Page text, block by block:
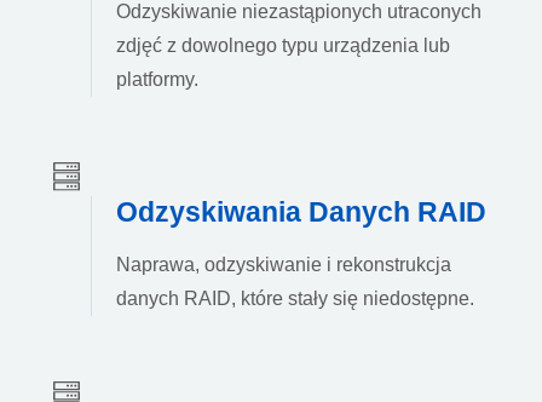
Odzyskiwanie niezastąpionych utraconych
zdjęć z dowolnego typu urządzenia lub
platformy.
Odzyskiwania Danych RAID
Naprawa, odzyskiwanie i rekonstrukcja
danych RAID, które stały się niedostępne.